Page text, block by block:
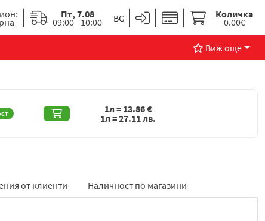
Пт, 7.08
09:00 - 10:00
Количка
0.00€
Виж още
1л = 13.86€
1л =27.11лв.
от клиенти Наличност по магазини